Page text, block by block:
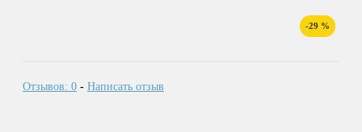
-29 %
Отзывов: 0 - Написать отзыв